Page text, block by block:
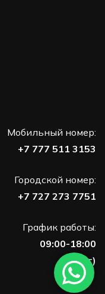
Мобильный номер:
+7 777 511 3153
Городской номер:
+7 727 273 7751
График работы:
09:00-18:00
(Пн-Пт)